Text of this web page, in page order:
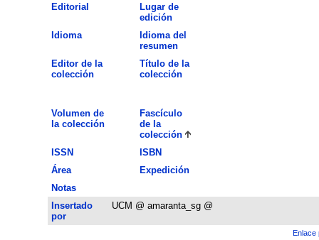
Editorial
Lugar de
edición
Idioma
Idioma del
resumen
Editor de la
colección
Título de la
colección
Volumen de
la colección
Fascículo
de la
colección
ISSN
ISBN
Área
Expedición
Notas
Insertado
por
UCM @ amaranta_sg @
Enlace